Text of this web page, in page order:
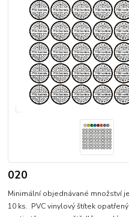
020
Minimální objednávané množství
10 ks. PVC vinylový štítek